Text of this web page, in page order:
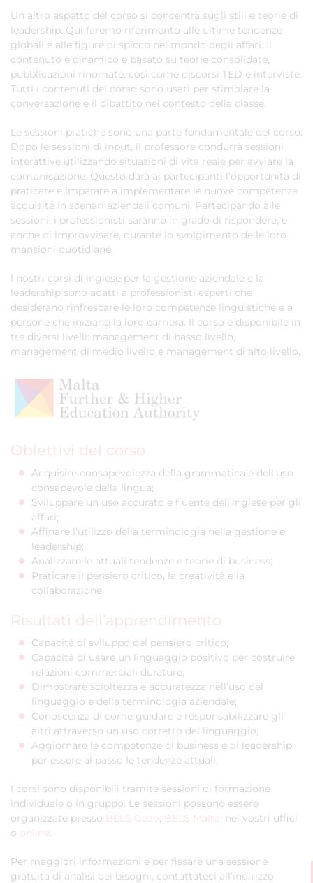
Un altro aspetto del corso si concentra sugli stili e teorie di
leadership. Qui faremo riferimento alle ultime tendenze
globali e alle figure di spicco nel mondo degli affari. Il
contenuto è dinamico e basato su teorie consolidate,
pubblicazioni rinomate, così come discorsi TED e interviste.
Tutti i contenuti del corso sono usati per stimolare la
conversazione e il dibattito nel contesto della classe.
Le sessioni pratiche sono una parte fondamentale del corso.
Dopo le sessioni di input, il professore condurrà sessioni
interattive utilizzando situazioni di vita reale per avviare la
comunicazione. Questo darà ai partecipanti l’opportunità di
praticare e imparare a implementare le nuove competenze
acquisite in scenari aziendali comuni. Partecipando alle
sessioni, i professionisti saranno in grado di rispondere, e
anche di improvvisare, durante lo svolgimento delle loro
mansioni quotidiane.
I nostri corsi di inglese per la gestione aziendale e la
leadership sono adatti a professionisti esperti che
desiderano rinfrescare le loro competenze linguistiche e a
persone che iniziano la loro carriera. Il corso è disponibile in
tre diversi livelli: management di basso livello,
management di medio livello e management di alto livello.
Obiettivi del corso
Acquisire consapevolezza della grammatica e dell’uso
consapevole della lingua;
Sviluppare un uso accurato e fluente dell’inglese per gli
affari;
Affinare l’utilizzo della terminologia nella gestione e
leadership;
Analizzare le attuali tendenze e teorie di business;
Praticare il pensiero critico, la creatività e la
collaborazione.
Risultati dell’apprendimento
Capacità di sviluppo del pensiero critico;
Capacità di usare un linguaggio positivo per costruire
relazioni commerciali durature;
Dimostrare scioltezza e accuratezza nell’uso del
linguaggio e della terminologia aziendale;
Conoscenza di come guidare e responsabilizzare gli
altri attraverso un uso corretto del linguaggio;
Aggiornare le competenze di business e di leadership
per essere al passo le tendenze attuali.
I corsi sono disponibili tramite sessioni di formazione
individuale o in gruppo. Le sessioni possono essere
organizzate presso BELS Gozo BELS Malta , nei vostri uffici
o online
Per maggiori informazioni e per fissare una sessione
gratuita di analisi dei bisogni, contattateci all’indirizzo